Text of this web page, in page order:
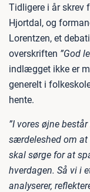
Tidligere i år skrev
Hjortdal, og
Lorentzen, et
overskriften ”God
indlægget ikke er
generelt i
hente.
”I vores øjne
særdeleshed om at
skal sørge for at
hverdagen. Så vi i
analyserer,